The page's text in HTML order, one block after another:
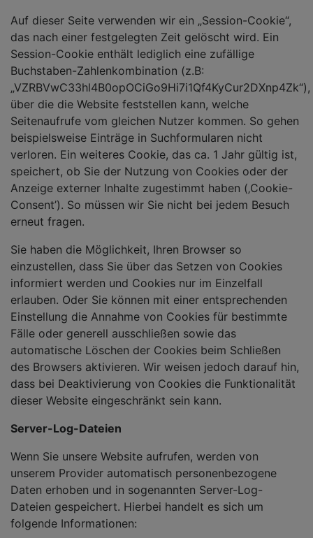
Auf dieser Seite verwenden wir ein „Session-Cookie“,
das nach einer festgelegten Zeit gelöscht wird. Ein
Session-Cookie enthält lediglich eine zufällige
Buchstaben-Zahlenkombination (z.B:
„VZRBVwC33hl4B0opOCiGo9Hi7i1Qf4KyCur2DXnp4Zk“),
über die die Website feststellen kann, welche
Seitenaufrufe vom gleichen Nutzer kommen. So gehen
beispielsweise Einträge in Suchformularen nicht
verloren. Ein weiteres Cookie, das ca. 1 Jahr gültig ist,
speichert, ob Sie der Nutzung von Cookies oder der
Anzeige externer Inhalte zugestimmt haben (‚Cookie-
Consent’). So müssen wir Sie nicht bei jedem Besuch
erneut fragen.
Sie haben die Möglichkeit, Ihren Browser so
einzustellen, dass Sie über das Setzen von Cookies
informiert werden und Cookies nur im Einzelfall
erlauben. Oder Sie können mit einer entsprechenden
Einstellung die Annahme von Cookies für bestimmte
Fälle oder generell ausschließen sowie das
automatische Löschen der Cookies beim Schließen
des Browsers aktivieren. Wir weisen jedoch darauf hin,
dass bei Deaktivierung von Cookies die Funktionalität
dieser Website eingeschränkt sein kann.
Server-Log-Dateien
Wenn Sie unsere Website aufrufen, werden von
unserem Provider automatisch personenbezogene
Daten erhoben und in sogenannten Server-Log-
Dateien gespeichert. Hierbei handelt es sich um
folgende Informationen: